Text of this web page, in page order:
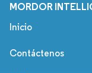
MORDOR
Inicio
Contáctenos